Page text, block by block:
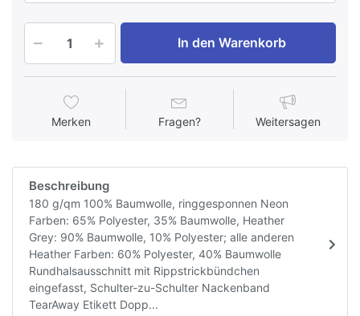
In den Warenkorb
Merken Fragen? Weitersagen
Beschreibung
180 g/qm 100% Baumwolle, ringgesponnen Neon
Farben: 65% Polyester, 35% Baumwolle, Heather
Grey: 90% Baumwolle, 10% Polyester; alle anderen
Heather Farben: 60% Polyester, 40% Baumwolle
Rundhalsausschnitt mit Rippstrickbündchen
eingefasst, Schulter-zu-Schulter Nackenband
TearAway Etikett Dopp...